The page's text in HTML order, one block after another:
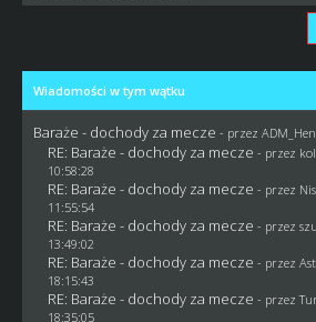
Wiadomości w tym wątku
Baraże - dochody za mecze - przez
RE: Baraże - dochody za mecze - przez
10:58:28
RE: Baraże - dochody za mecze - przez
11:55:54
RE: Baraże - dochody za mecze - przez
13:49:02
RE: Baraże - dochody za mecze - przez
18:15:43
RE: Baraże - dochody za mecze - przez
18:35:05